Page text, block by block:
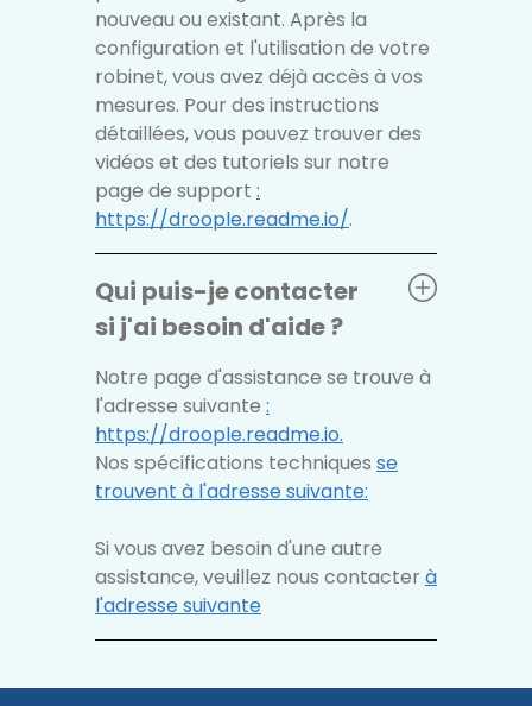
nouveau ou existant. Après la
configuration et l'utilisation de votre
robinet, vous avez déjà accès à vos
mesures. Pour des instructions
détaillées, vous pouvez trouver des
vidéos et des tutoriels sur notre
page de support :
https://droople.readme.io/.
Qui puis-je contacter
si j'ai besoin d'aide ?
Notre page d'assistance se trouve à
l'adresse suivante :
https://droople.readme.io.
Nos spécifications techniques se
trouvent à l'adresse suivante:
Si vous avez besoin d'une autre
assistance, veuillez nous contacter à
l'adresse suivante